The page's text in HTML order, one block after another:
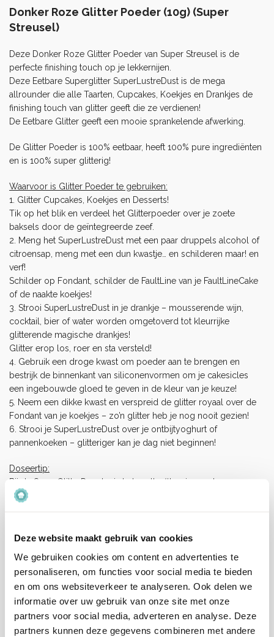
Deze website maakt gebruik van cookies
We gebruiken cookies om content en advertenties te
personaliseren, om functies voor social media te bieden
en om ons websiteverkeer te analyseren. Ook delen we
informatie over uw gebruik van onze site met onze
partners voor social media, adverteren en analyse. Deze
partners kunnen deze gegevens combineren met andere
Donker Roze Glitter Poeder (10g) (Super
Streusel)
Deze Donker Roze Glitter Poeder van Super Streusel is de
perfecte finishing touch op je lekkernijen.
Deze Eetbare Superglitter SuperLustreDust is de mega
allrounder die alle Taarten, Cupcakes , Koekjes en Drankjes de
finishing touch van glitter geeft die ze verdienen!
De Eetbare Glitter geeft een mooie sprankelende afwerking.
De Glitter Poeder is 100% eetbaar, heeft 100% pure ingrediënten
en is 100% super glitterig!
Waarvoor is Glitter Poeder te gebruiken:
1. Glitter Cupcakes, Koekjes en Desserts!
Tik op het blik en verdeel het Glitterpoeder over je zoete
baksels door de geïntegreerde zeef.
2. Meng het SuperLustreDust met een paar druppels alcohol of
citroensap, meng met een dun kwastje… en schilderen maar! en
verf!
Schilder op Fondant, schilder de FaultLine van je FaultLineCake
of de naakte koekjes!
3. Strooi SuperLustreDust in je drankje – mousserende wijn,
cocktail, bier of water worden omgetoverd tot kleurrijke
glitterende magische drankjes!
Glitter erop los, roer en sta versteld!
4. Gebruik een droge kwast om poeder aan te brengen en
bestrijk de binnenkant van siliconenvormen om je cakesicles
een ingebouwde gloed te geven in de kleur van je keuze!
5. Neem een dikke kwast en verspreid de glitter royaal over de
Fondant van je koekjes – zo’n glitter heb je nog nooit gezien!
6. Strooi je SuperLustreDust over je ontbijtyoghurt of
pannenkoeken – glitteriger kan je dag niet beginnen!
Doseertip:
Bij de SuperGlitterPowder is het motto #lessismore!
Wees zuinig met de dosering, want dit SuperGlitterPowder
indien nodig.
Inhoud:10g
Ingrediënten:
Kleurstof E120, E172, Hulpstof E555.
Allergenen: